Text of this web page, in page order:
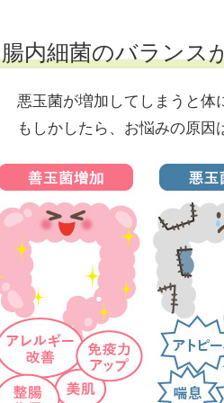
腸内細菌のバランス
悪玉菌が増加してしまうと体
もしかしたら、お悩みの原